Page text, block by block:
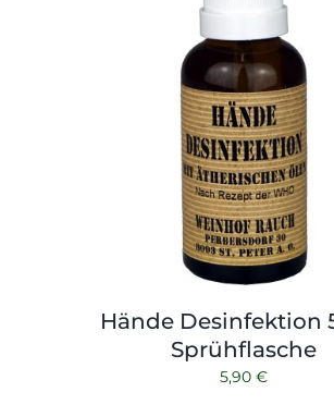
Hände Desinfektion
Sprühflasche
5,90 €